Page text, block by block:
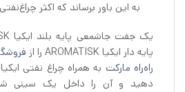
به این باور برساند که اکثر
پایه دار ایکیا AROMATISK را از
راه‌راه مارکت
دهید و آن را داخل یک سینی